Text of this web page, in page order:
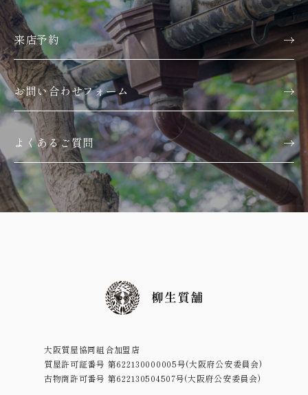
来店予約
お問い合わせフォーム
よくあるご質問
大阪質屋協同組合加盟店
質屋許可証番号 第622130000005号(大阪府公安委員会)
古物商許可番号 第622130504507号(大阪府公安委員会)